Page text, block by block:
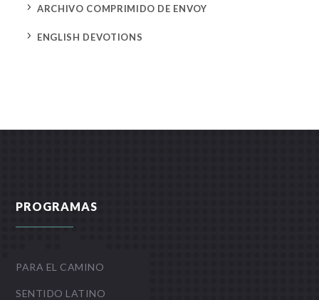
5 ARCHIVO COMPRIMIDO DE ENVOY
5 ENGLISH DEVOTIONS
PROGRAMAS
PARA EL CAMINO
SENTIDO LATINO